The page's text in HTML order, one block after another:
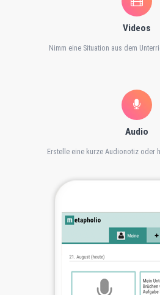
Videos
Nimm eine Situation aus dem
Audio
Erstelle eine kurze Audionotiz oder